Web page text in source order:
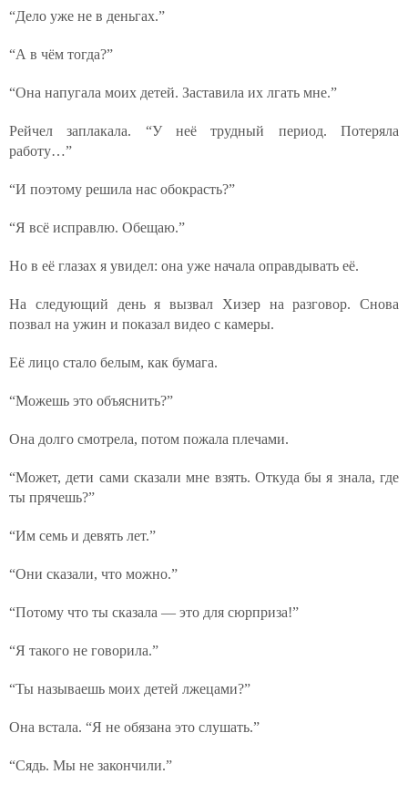
“Дело уже не в деньгах.”
“А в чём тогда?”
“Она напугала моих детей. Заставила их лгать мне.”
Рейчел заплакала. “У неё трудный период. Потеряла
работу…”
“И поэтому решила нас обокрасть?”
“Я всё исправлю. Обещаю.”
Но в её глазах я увидел: она уже начала оправдывать её.
На следующий день я вызвал Хизер на разговор. Снова
позвал на ужин и показал видео с камеры.
Её лицо стало белым, как бумага.
“Можешь это объяснить?”
Она долго смотрела, потом пожала плечами.
“Может, дети сами сказали мне взять. Откуда бы я знала, где
ты прячешь?”
“Им семь и девять лет.”
“Они сказали, что можно.”
“Потому что ты сказала — это для сюрприза!”
“Я такого не говорила.”
“Ты называешь моих детей лжецами?”
Она встала. “Я не обязана это слушать.”
“Сядь. Мы не закончили.”